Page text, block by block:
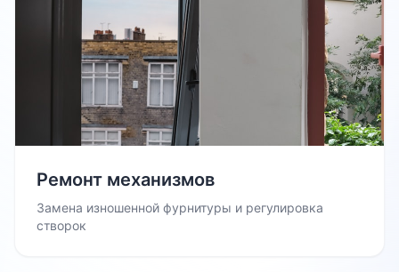
Ремонт механизмов
Замена изношенной фурнитуры и регулировка
створок